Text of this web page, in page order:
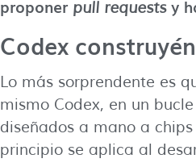
proponer pull requestsy
Codex
Lo más sorprendente es
mismo Codex, en un
diseñados a mano a
principio se aplica al